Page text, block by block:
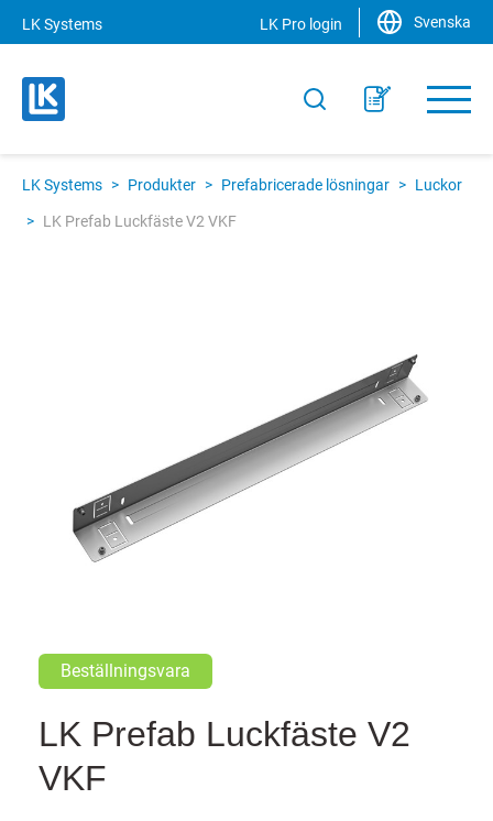
LK Systems LK Pro login Svenska
LK Systems > Produkter > Prefabricerade lösningar > Luckor
> LK Prefab Luckfäste V2 VKF
Beställningsvara
LK Prefab Luckfäste V2
VKF